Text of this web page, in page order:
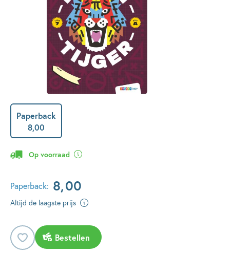
Paperback
8,00
Op voorraad
Paperback: 8,00
Altijd de laagste prijs
Bestellen